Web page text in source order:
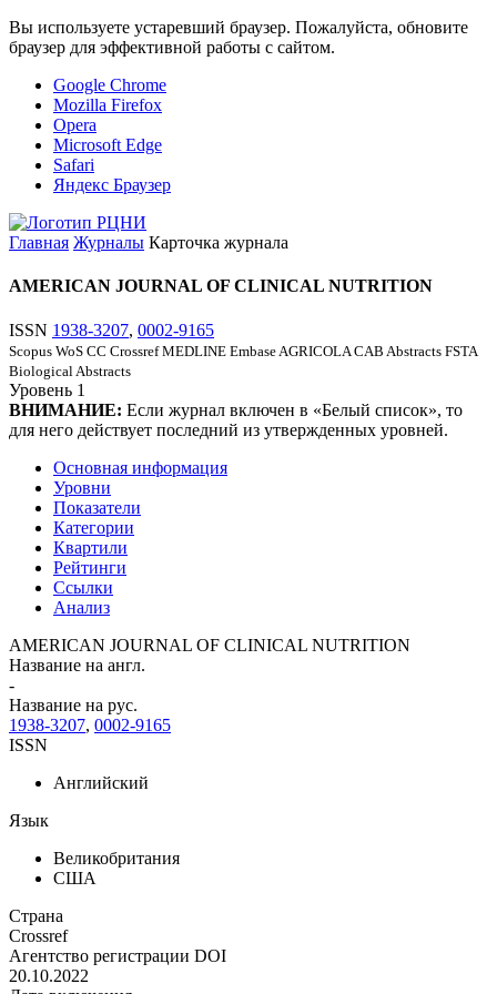
Вы используете устаревший браузер. Пожалуйста, обновите
браузер для эффективной работы с сайтом.
Google Chrome
Mozilla Firefox
Opera
Microsoft Edge
Safari
Яндекс Браузер
Главная Журналы Карточка журнала
AMERICAN JOURNAL OF CLINICAL NUTRITION
ISSN 1938-3207, 0002-9165
Scopus WoS CC Crossref MEDLINE Embase AGRICOLA CAB Abstracts FSTA
Biological Abstracts
Уровень 1
ВНИМАНИЕ: Если журнал включен в «Белый список», то
для него действует последний из утвержденных уровней.
Основная информация
Уровни
Показатели
Категории
Квартили
Рейтинги
Ссылки
Анализ
AMERICAN JOURNAL OF CLINICAL NUTRITION
Название на англ.
-
Название на рус.
1938-3207, 0002-9165
ISSN
Английский
Язык
Великобритания
США
Страна
Crossref
Агентство регистрации DOI
20.10.2022